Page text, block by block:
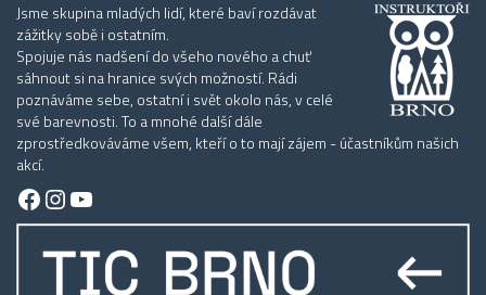
Jsme skupina mladých lidí, které baví rozdávat
zážitky sobě i ostatním.
Spojuje nás nadšení do všeho nového a chuť
sáhnout si na hranice svých možností. Rádi
poznáváme sebe, ostatní i svět okolo nás, v celé
své barevnosti. To a mnohé další dále
zprostředkováváme všem, kteří o to mají zájem - účastníkům našich
akcí.
Facebook
Instagram
YouTube